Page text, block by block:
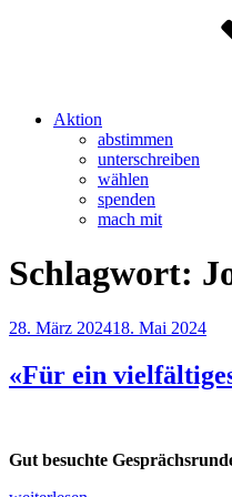
Aktion
abstimmen
unterschreiben
wählen
spenden
mach mit
Schlagwort:
Veröffentlicht
28. März 202418. Mai 2024
«Für ein
Gut besuchte